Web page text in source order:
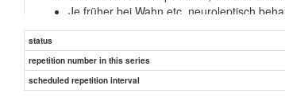
Je früher bei Wahn etc. neuroleptisch
Ist ja leider auch große Hürde in die
status
repetition number in this series
scheduled repetition interval